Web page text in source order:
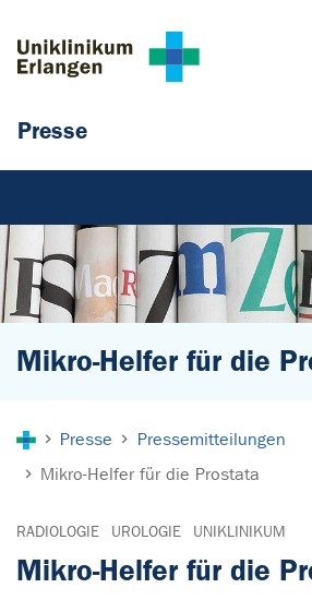
Presse
Mikro-Helfer für die
Presse
Pressemitteilungen
Mikro-Helfer für die Prostata
RADIOLOGIE UROLOGIE UNIKLINIKUM
Mikro-Helfer für die